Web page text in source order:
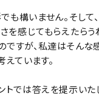
も構いません。そして
を感じてもらえたらう
ですが、私達はそんな
ています。
トでは答えを提示いた